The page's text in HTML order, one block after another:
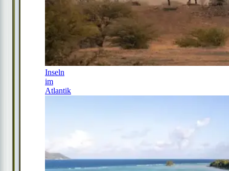
Inseln
im
Atlantik